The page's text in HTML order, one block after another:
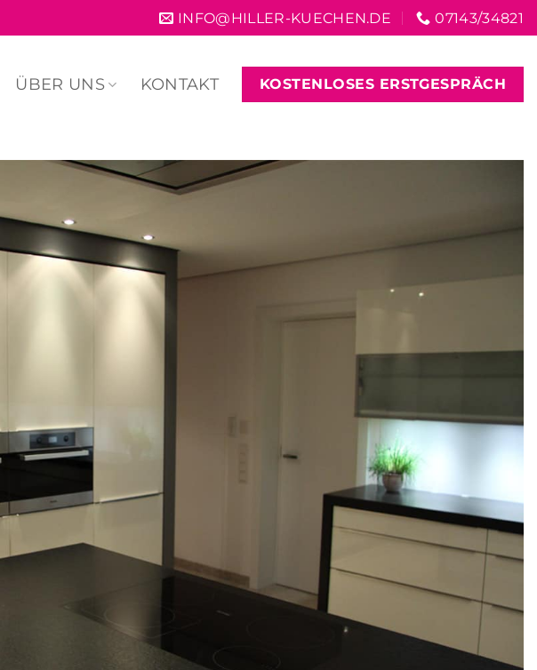
INFO@HILLER-KUECHEN.DE 07143/34821
ÜBER UNS KONTAKT KOSTENLOSES ERSTGESPRÄCH